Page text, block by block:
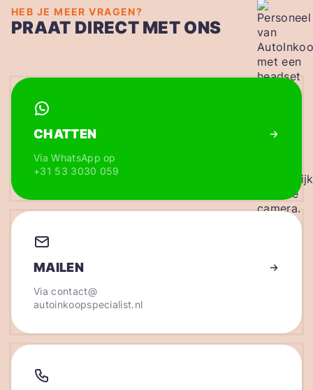
HEB JE MEER VRAGEN?
PRAAT DIRECT MET ONS
CHATTEN
Via WhatsApp op
+31 53 3030 059
MAILEN
Viacontact@
autoinkoopspecialist.nl